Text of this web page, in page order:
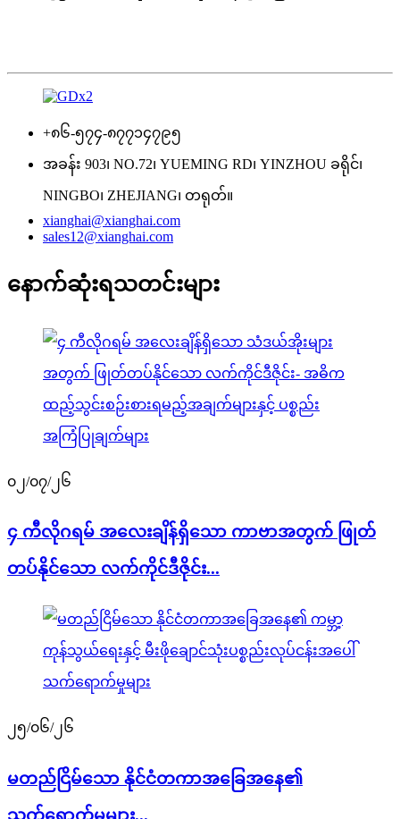
+၈၆-၅၇၄-၈၇၇၁၄၇၉၅
အခန်း 903၊ NO.72၊ YUEMING RD၊ YINZHOU ခရိုင်၊
NINGBO၊ ZHEJIANG၊ တရုတ်။
xianghai@xianghai.com
sales12@xianghai.com
နောက်ဆုံးရသတင်းများ
၀၂/၀၇/၂၆
၄ ကီလိုဂရမ် အလေးချိန်ရှိသော ကာဗာအတွက် ဖြုတ်
တပ်နိုင်သော လက်ကိုင်ဒီဇိုင်း...
၂၅/၀၆/၂၆
မတည်ငြိမ်သော နိုင်ငံတကာအခြေအနေ၏
သက်ရောက်မှုများ...